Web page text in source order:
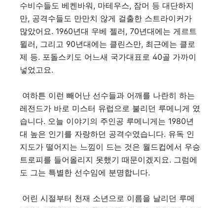
수비수들도 베켄바워, 마테우스, 잠머 등 대단하지
만, 공격수들도 만만치 않게 걸출한 스트라이커가
많았어요. 1960년대 우베 젤러, 70년대에는 게르트
뮐러, 그리고 90년대에는 클린스만, 최근에는 클로
제 등. 포돌스키도 어느새 국가대표로 40골 가까이
넣었고요.
여하튼 이런 빼어난 선수들과 어깨를 나란히 하는
레전드가 바로 미스터 유럽으로 불리던 루메니게 였
습니다. 오늘 이야기의 주인공 루메니게는 1980년
대 높은 인기를 자랑하던 공격수였습니다. 유독 인
지도가 떨어지는 느낌이 드는 것은 월드컵에서 우승
트로피를 들어올리지 못했기 때문이겠지요. 그럼에
도 그는 특별한 선수임에 분명합니다.
어린 시절부터 천재 소년으로 이름을 날리던 루메